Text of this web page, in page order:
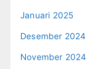
Januari 2025
Desember 2024
November 2024